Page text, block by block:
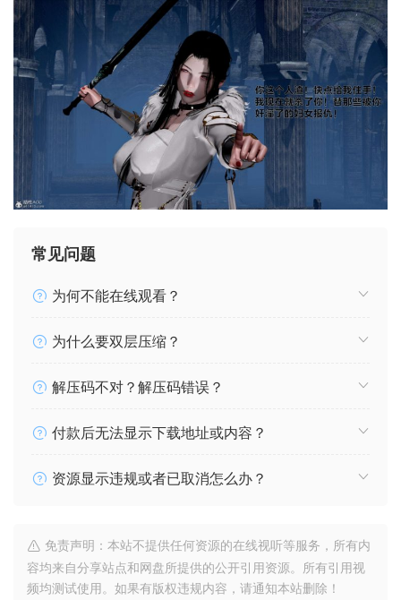
常见问题
为何不能在线观看？
为什么要双层压缩？
解压码不对？解压码错误？
付款后无法显示下载地址或内容？
资源显示违规或者已取消怎么办？
免责声明：本站不提供任何资源的在线视听等服务，所有内
容均来自分享站点和网盘所提供的公开引用资源。所有引用视
频均测试使用。如果有版权违规内容，请通知本站删除！